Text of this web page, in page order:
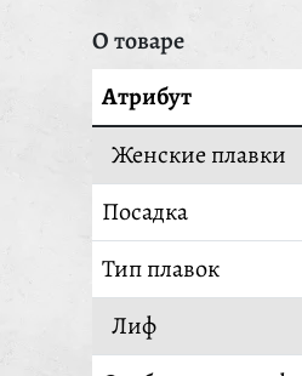
О товаре
Атрибут
Женские плавки
Посадка
Тип плавок
Лиф